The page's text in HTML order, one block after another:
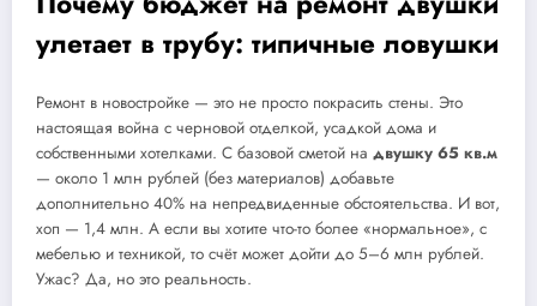
улетает в трубу: типичные ловушки
Ремонт в новостройке — это не просто покрасить стены. Это
настоящая война с черновой отделкой, усадкой дома и
собственными хотелками. С базовой сметой на двушку 65 кв.м
— около 1 млн рублей (без материалов) добавьте
дополнительно 40% на непредвиденные обстоятельства. И вот,
хоп — 1,4 млн. А если вы хотите что-то более «нормальное», с
мебелью и техникой, то счёт может дойти до 5–6 млн рублей.
Ужас? Да, но это реальность.